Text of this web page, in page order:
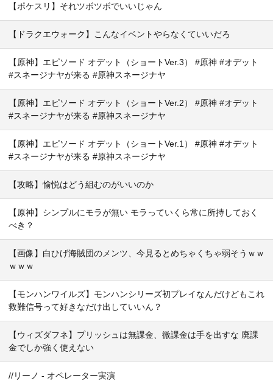
【ポケスリ】それツボツボでいいじゃん
【ドラクエウォーク】こんなイベントやらなくていいだろ
【原神】エピソード オデット（ショートVer.3） #原神 #オデット
#スネージナヤが来る #原神スネージナヤ
【原神】エピソード オデット（ショートVer.2） #原神 #オデット
#スネージナヤが来る #原神スネージナヤ
【原神】エピソード オデット（ショートVer.1） #原神 #オデット
#スネージナヤが来る #原神スネージナヤ
【攻略】愉悦はどう組むのがいいのか
【原神】シンプルにモラが無い モラっていくら常に所持しておく
べき？
【画像】白ひげ海賊団のメンツ、今見るとめちゃくちゃ弱そうｗｗ
ｗｗｗ
【モンハンワイルズ】モンハンシリーズ初プレイなんだけどもこれ
救難信号って好きなだけ出していいん？
【ウィズダフネ】プリッシュは無課金、微課金は手を出すな 廃課
金でしか強く使えない
//リーノ - オペレーター実演